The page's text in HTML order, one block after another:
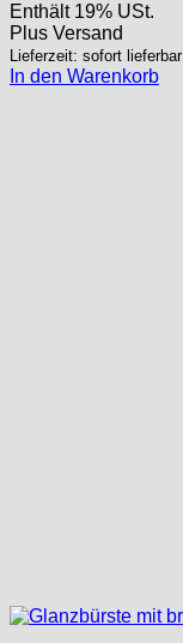
Enthält 19% USt.
Plus Versand
Lieferzeit: sofort lieferbar
In den Warenkorb